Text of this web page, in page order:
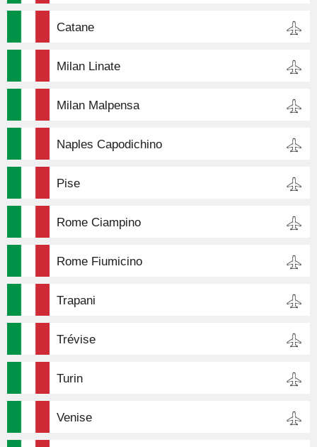
Catane
Milan Linate
Milan Malpensa
Naples Capodichino
Pise
Rome Ciampino
Rome Fiumicino
Trapani
Trévise
Turin
Venise